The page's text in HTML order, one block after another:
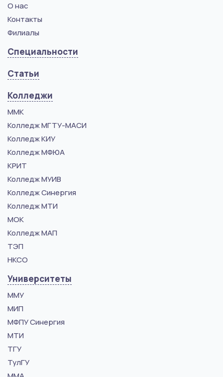
О нас
Контакты
Филиалы
Специальности
Статьи
Колледжи
ММК
Колледж МГТУ-МАСИ
Колледж КИУ
Колледж МФЮА
КРИТ
Колледж МУИВ
Колледж Синергия
Колледж МТИ
МОК
Колледж МАП
ТЭП
НКСО
Университеты
ММУ
МИП
МФПУ Синергия
МТИ
ТГУ
ТулГУ